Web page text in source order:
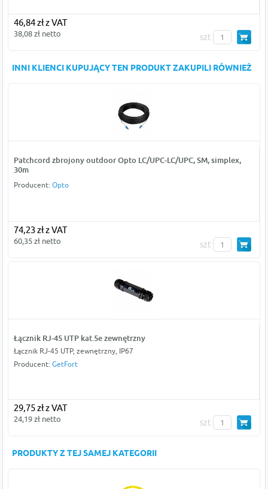
46,84 zł z VAT
38,08 zł netto szt
INNI KLIENCI KUPUJĄCY TEN PRODUKT ZAKUPILI RÓWNIEŻ
Patchcord zbrojony outdoor Opto LC/UPC-LC/UPC, SM, simplex,
30m
Producent: Opto
74,23 zł z VAT
60,35 zł netto szt
Łącznik RJ-45 UTP kat.5e zewnętrzny
Łącznik RJ-45 UTP, zewnętrzny, IP67
Producent: GetFort
29,75 zł z VAT
24,19 zł netto szt
PRODUKTY Z TEJ SAMEJ KATEGORII